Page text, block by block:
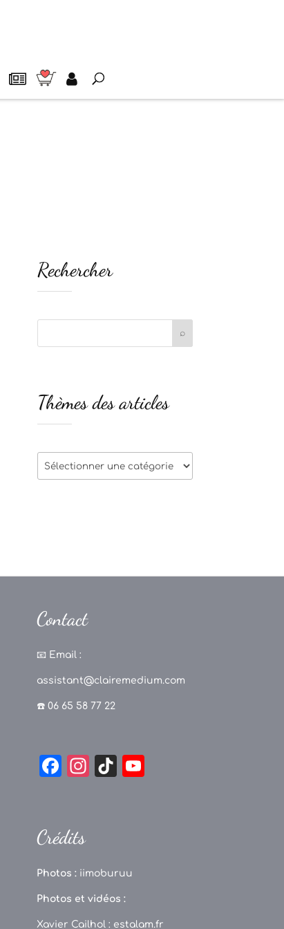
Rechercher
Thèmes des articles
Thèmes
des
Contact
📧 Email :
assistant@clairemedium.com
☎️ 06 65 58 77 22
F
e
o
o
k
In
a
m
Ti
C
Crédits
Photos : iimoburuu
Photos et vidéos :
Xavier Cailhol : estalam.fr